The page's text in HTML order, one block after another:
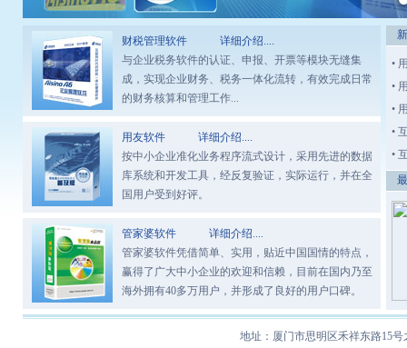
财税管理软件
详细介绍....
与企业税务软件的认证、申报、开票等模块无缝集
成，实现企业财务、税务一体化流转，有效完成日常
的财务核算和管理工作...
用友软件
详细介绍....
按中小企业准化业务程序流式设计，采用先进的数据
库系统和开发工具，经反复验证，实际运行，并在全
国用户受到好评。
管家婆软件
详细介绍....
管家婆软件凭借简单、实用，贴近中国国情的特点，
赢得了广大中小企业的欢迎和信赖，目前在国内乃至
海外拥有40多万用户，并形成了良好的用户口碑。
新
•
•
•
•
•
最
地址：厦门市思明区禾祥东路15号